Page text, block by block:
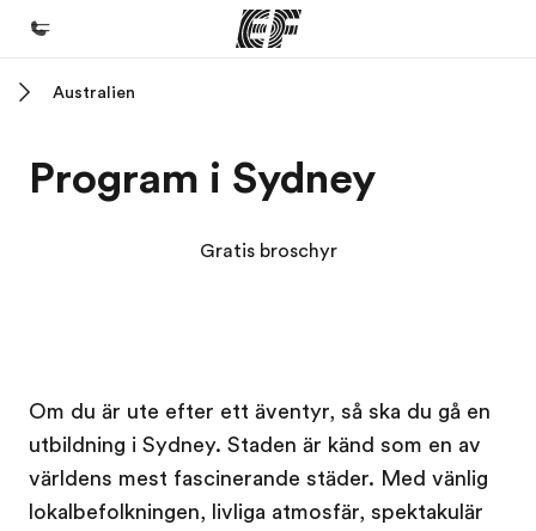
Program
Vilka är vi?
Karriär
Bli en del av vårt team
Australien
Program i Sydney
Gratis broschyr
Om du är ute efter ett äventyr, så ska du gå en
utbildning i Sydney. Staden är känd som en av
världens mest fascinerande städer. Med vänlig
lokalbefolkningen, livliga atmosfär, spektakulär